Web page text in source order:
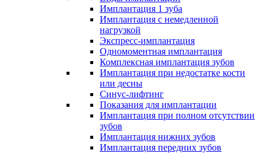
Имплантация 1 зуба
Имплантация с немедленной
нагрузкой
Экспресс-имплантация
Одномоментная имплантация
Комплексная имплантация зубов
Имплантация при недостатке кости
или десны
Синус-лифтинг
Показания для имплантации
Имплантация при полном отсутствии
зубов
Имплантация нижних зубов
Имплантация передних зубов